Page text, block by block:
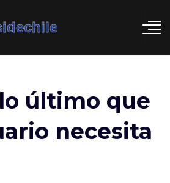
último que
necesita